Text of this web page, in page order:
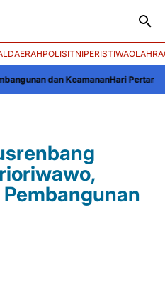
DAERAHPOLISITNIPERISTIWA
dan KeamananHari Pertama